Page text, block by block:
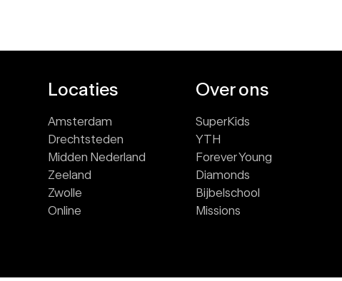
Locaties
Amsterdam
Drechtsteden
Midden Nederland
Zeeland
Zwolle
Online
Over ons
SuperKids
YTH
Forever Young
Diamonds
Bijbelschool
Missions